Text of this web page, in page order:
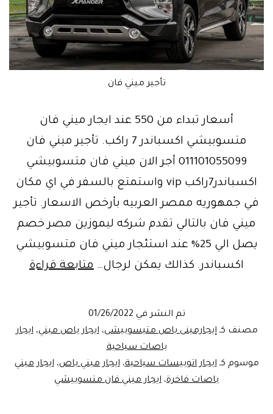
تأجير ميني فان
أسعار تبداء من 550 عند ايجار ميني فان
متسوبيشي اكسباندر 7 راكب. تأجير ميني فان
011101055099 أجر الان ميني فان متسوبيشي
اكسباندر7راكب vip واستمتع بالسفر في اي مكان
في جمهوريه ممصر العربيه بأرخص الاسعار. تأجير
ميني فان بالتالي تقدم شركه ليموزين مصر خصم
يصل الي 25% عند استئجار ميني فان متسوبيشي
اكسباندر. كذالك يمكن لرجال… متابعة قراءة
تم النشر في 01/26/2022
مصنف كـإيجارمينى باص متيسوبيشى،ايجار باص ميني،ايجار
باصات سياحية
موسوم كـايجار اتوبيسات سياحية،ايجار ميني باص،ايجار ميني
باصات فاخرة، ايجار ميني فان متسوبيشي